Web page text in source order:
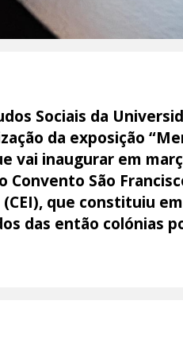
Sociais da
da exposição
vai inaugurar em
São
que constituiu
das então colónias